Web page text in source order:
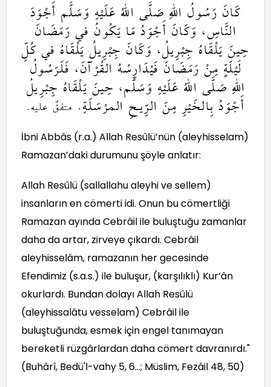
كَانَ رَسُولُ اللهِ صَلَّى اللهُ عَلَيْهِ وَسَلَّم أَجْوَدَ
النَّاسِ، وَكَانَ أَجْوَدُ مَا يَكُونُ في رَمَضَانَ
حِينَ يَلْقَاهُ جِبْرِيلُ، وَكَانَ جِبْرِيلُ يَلْقَاهُ في كُلِّ
لَيْلَةٍ مِنْ رَمَضَانَ فَيُدَارِسُهُ القُرْآنَ، فَلَرَسُولُ
اللهِ صَلَّى اللهُ عَلَيْهِ وَسَلَّم، حِينَ يَلْقَاهُ جِبْرِيلُ
أَجْوَدُ بِالخَيْرِ مِنَ الرِّيحِ المرْسَلَةِ. متفقٌ عليه.
İbni Abbâs (r.a.) Allah Resûlü’nün (aleyhisselam)
Ramazan’daki durumunu şöyle anlatır:
Allah Resûlü (sallallahu aleyhi ve sellem)
insanların en cömerti idi. Onun bu cömertliği
Ramazan ayında Cebrâil ile buluştuğu zamanlar
daha da artar, zirveye çıkardı. Cebrâil
aleyhisselâm, ramazanın her gecesinde
Efendimiz (s.a.s.) ile buluşur, (karşılıklı) Kur’ân
okurlardı. Bundan dolayı Allah Resûlü
(aleyhissalâtu vesselam) Cebrâil ile
buluştuğunda, esmek için engel tanımayan
bereketli rüzgârlardan daha cömert davranırdı."
(Buhârî, Bedü'l-vahy 5, 6...; Müslim, Fezâil 48, 50)